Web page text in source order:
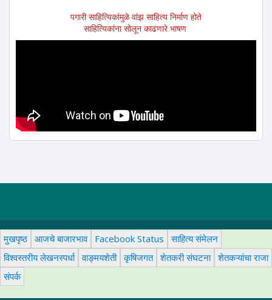
पगारी साहित्यिकांमुळे वांझ साहित्य निर्माण होते
साहित्यिकांना सोलून काढणारे भाषण
मुखपृष्ठ आजचे बाजारभाव Facebook Status
साहित्य संमेलन
विश्वस्तरीय लेखनस्पर्धा वाङ्मयशेती कृषिजगत शेतकरी संघटना शेतकऱ्यांचा राजा
संपर्क